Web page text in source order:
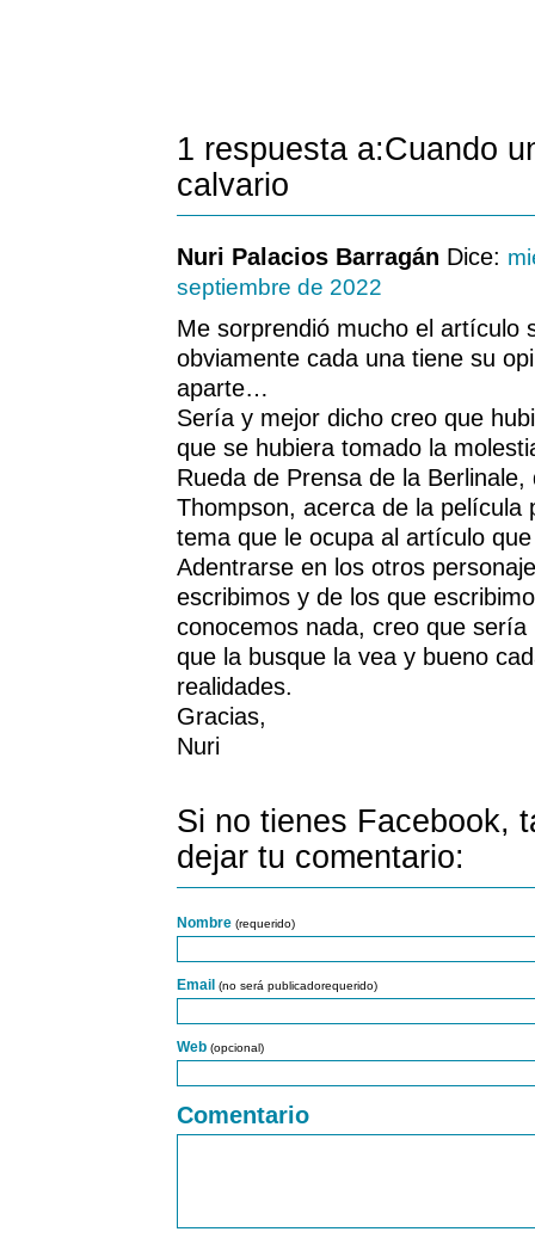
1 respuesta a:Cuando
calvario
Nuri Palacios Barragán Dice:
septiembre de 2022
Me sorprendió mucho el
obviamente cada una tiene su
aparte…
Sería y mejor dicho creo que
que se hubiera tomado la
Rueda de Prensa de la
Thompson, acerca de la película
tema que le ocupa al artículo
Adentrarse en los otros
escribimos y de los que
conocemos nada, creo que sería
que la busque la vea y bueno
realidades.
Gracias,
Nuri
Si no tienes Facebook,
dejar tu comentario:
Nombre (requerido)
Email (no será publicadorequerido)
Web (opcional)
Comentario